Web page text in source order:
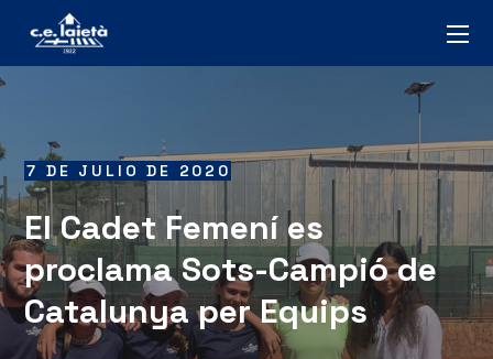
7 DE JULIO DE 2020
El Cadet Femení es
proclama Sots-Campió de
Catalunya per Equips